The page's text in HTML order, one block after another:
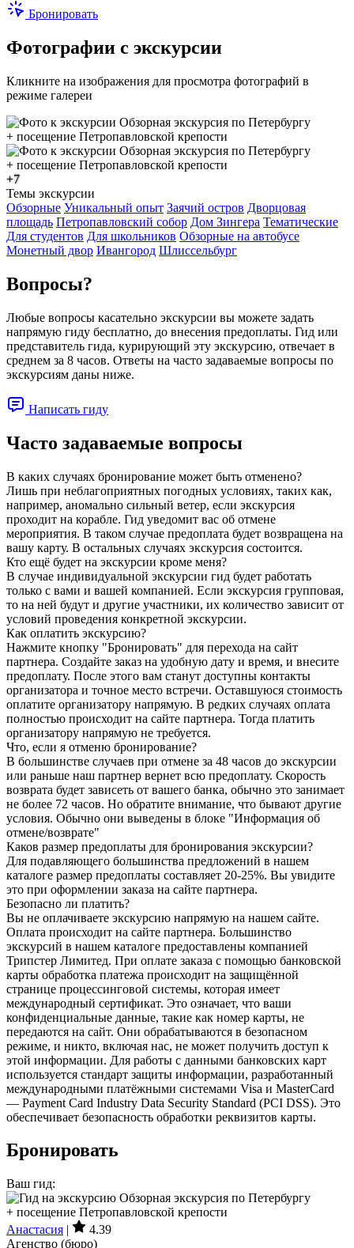
Бронировать
Фотографии с экскурсии
Кликните на изображения для просмотра фотографий в
режиме галереи
+7
Темы экскурсии
Обзорные Уникальный опыт Заячий остров Дворцовая
площадь Петропавловский собор Дом Зингера Тематические
Для студентов Для школьников Обзорные на автобусе
Монетный двор Ивангород Шлиссельбург
Вопросы?
Любые вопросы касательно экскурсии вы можете задать
напрямую гиду бесплатно, до внесения предоплаты. Гид или
представитель гида, курирующий эту экскурсию, отвечает в
среднем за 8 часов. Ответы на часто задаваемые вопросы по
экскурсиям даны ниже.
Написать гиду
Часто задаваемые вопросы
В каких случаях бронирование может быть отменено?
Лишь при неблагоприятных погодных условиях, таких как,
например, аномально сильный ветер, если экскурсия
проходит на корабле. Гид уведомит вас об отмене
мероприятия. В таком случае предоплата будет возвращена на
вашу карту. В остальных случаях экскурсия состоится.
Кто ещё будет на экскурсии кроме меня?
В случае индивидуальной экскурсии гид будет работать
только с вами и вашей компанией. Если экскурсия групповая,
то на ней будут и другие участники, их количество зависит от
условий проведения конкретной экскурсии.
Как оплатить экскурсию?
Нажмите кнопку "Бронировать" для перехода на сайт
партнера. Создайте заказ на удобную дату и время, и внесите
предоплату. После этого вам станут доступны контакты
организатора и точное место встречи. Оставшуюся стоимость
оплатите организатору напрямую. В редких случаях оплата
полностью происходит на сайте партнера. Тогда платить
организатору напрямую не требуется.
Что, если я отменю бронирование?
В большинстве случаев при отмене за 48 часов до экскурсии
или раньше наш партнер вернет всю предоплату. Скорость
возврата будет зависеть от вашего банка, обычно это занимает
не более 72 часов. Но обратите внимание, что бывают другие
условия. Обычно они выведены в блоке "Информация об
отмене/возврате"
Каков размер предоплаты для бронирования экскурсии?
Для подавляющего большинства предложений в нашем
каталоге размер предоплаты составляет 20-25%. Вы увидите
это при оформлении заказа на сайте партнера.
Безопасно ли платить?
Вы не оплачиваете экскурсию напрямую на нашем сайте.
Оплата происходит на сайте партнера. Большинство
экскурсий в нашем каталоге предоставлены компанией
Трипстер Лимитед. При оплате заказа с помощью банковской
карты обработка платежа происходит на защищённой
странице процессинговой системы, которая имеет
международный сертификат. Это означает, что ваши
конфиденциальные данные, такие как номер карты, не
передаются на сайт. Они обрабатываются в безопасном
режиме, и никто, включая нас, не может получить доступ к
этой информации. Для работы с данными банковских карт
используется стандарт защиты информации, разработанный
международными платёжными системами Visa и MasterCard
— Payment Card Industry Data Security Standard (PCI DSS). Это
обеспечивает безопасность обработки реквизитов карты.
Бронировать
Ваш гид:
Анастасия |
4.39
Агенство (бюро)